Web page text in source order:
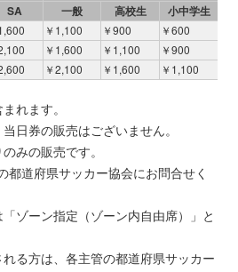
SA 一般 高校生 小中学生
￥1,100 ￥900
￥600
￥1,600 ￥1,100
￥900
￥2,100 ￥1,600 ￥1,100
れます。
日券の販売はございません。
みの販売です。
道府県サッカー協会にお問合せく
ゾーン指定（ゾーン内自由席）」と
る方は、各主管の都道府県サッカー